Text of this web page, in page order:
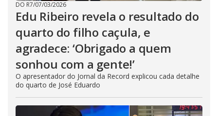
DO R7/07/03/2026
Edu Ribeiro revela o resultado do
quarto do filho caçula, e
agradece: ‘Obrigado a quem
sonhou com a gente!’
O apresentador do Jornal da Record explicou cada detalhe
do quarto de José Eduardo